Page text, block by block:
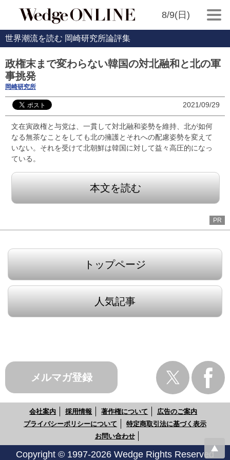
8/9(日)
世界潮流を読む 岡崎研究所論評集
政権末まで変わらない韓国の対北融和と北の軍
事挑発
岡崎研究所
2021/09/29
文在寅政権と与党は、一貫して対北融和姿勢を維持、北が如何
なる無茶なことをしても北の擁護とそれへの配慮姿勢を変えて
いない。それを受けて北朝鮮は韓国に対して益々高圧的になっ
ている。
本文を読む
PR
トップページ
人気記事
メルマガ登録
会社案内 採用情報 著作権について
広告のご案内
プライバシーポリシーについて
特定商取引法に基づく表示
お問い合わせ
Copyright © 1997-2026 Wedge Rights Reserved